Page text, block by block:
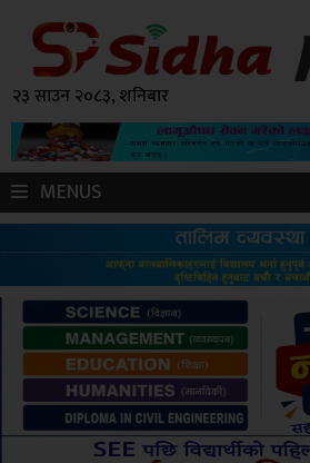
२३ साउन २०८३, शनिबार
MENUS